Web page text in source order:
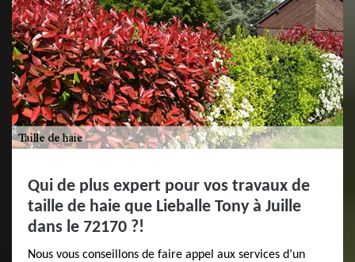
Qui de plus expert pour vos travaux de
taille de haie que Lieballe Tony à Juille
dans le 72170 ?!
Nous vous conseillons de faire appel aux services d’un